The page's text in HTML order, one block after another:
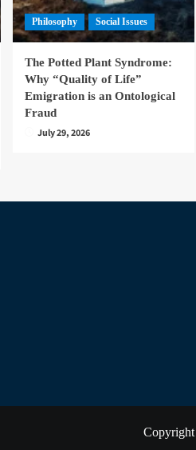
Philosophy Social Issues
The Potted Plant Syndrome:
Why “Quality of Life”
Emigration is an Ontological
Fraud
July 29, 2026